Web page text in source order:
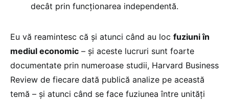
decât prin funcționarea independentă.
Eu vă reamintesc că și atunci când au loc fuziuni în
mediul economic – și aceste lucruri sunt foarte
documentate prin numeroase studii, Harvard Business
Review de fiecare dată publică analize pe această
temă – și atunci când se face fuziunea între unități